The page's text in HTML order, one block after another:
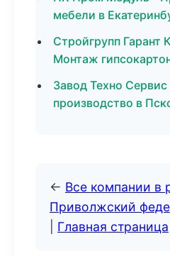
мебели в
Стройгрупп Гарант
Монтаж
Завод Техно
производство в
← Все компании в
Приволжский
Главная страница